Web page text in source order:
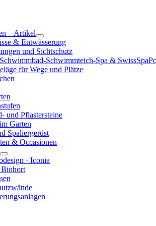
– Artikel
& Entwässerung
und Sichtschutz
Schwimmteich-Spa &
für Wege und Plätze
und Pflastersteine
Garten
Spaliergerüst
& Occasionen
· Iconia
Biohort